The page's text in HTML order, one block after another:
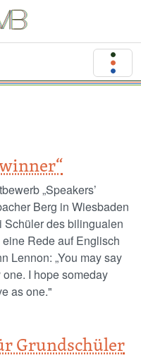
„Speakers’
Berg in Wiesbaden
Schüler des bilingualen
Rede auf Englisch
Lennon: „You may say
one. I hope someday
as one."
Grundschüler